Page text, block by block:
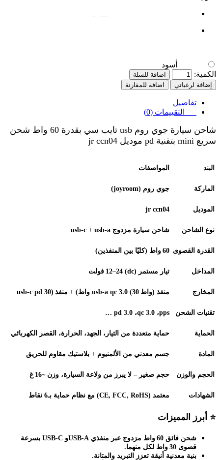
أسود
الكمية:
اضافة للسلة
إضافة لرغباتي
اضافة للمقارنة
تفاصيل
التقييمات (0)
شاحن سيارة جوي روم usb تايب سي بقدرة 60 واط شحن
سريع mini بتقنية pd موديل jr ccn04
البند المواصفات
الماركة جوي روم (joyroom)
الموديل jr ccn04
نوع الشاحن شاحن سيارة مزدوج
القدرة القصوى 60 واط (كليًا بين المنفذين)
المداخل تيار مستمر (dc) 12–24 فولت
المخارج منفذ (30 واط) + منفذ usb‑a qc 3.0 (30 واط)
تقنيات الشحن pd 3.0 ،qc 3.0 ،pps …
الحماية حماية متعددة من التيار، الجهد، الحرارة، القصر الكهربائي
المادة جسم معدني من الألمنيوم + بلاستيك مقاوم للحريق
الحجم والوزن حجم صغير – لا يبرز من ولاعة السيارة، وزن ~16 غ
الشهادات معتمد (CE, FCC, RoHS) مع نظام حماية بـ6 نقاط
⭐ أبرز المميزات
شحن فائق 60 واط مزدوج عبر منفذي وUSB‑A
بسرعة
قصوى 30
واط لكل منهما.
بنية معدنية أنيقة تعزز التبريد والمتانة.